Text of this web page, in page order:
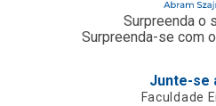
Surpreenda o
Surpreenda-se com
Junte-se
Faculdade